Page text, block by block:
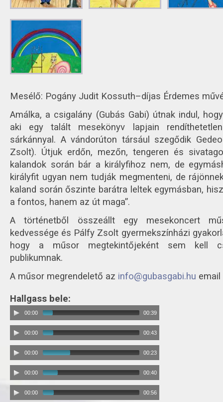
Mesélő: Pogány Judit Kossuth–díjas Érdemes
Amálka, a csigalány (Gubás Gabi) útnak indul,
aki egy talált mesekönyv lapjain
sárkánnyal. A vándorúton társául szegődik
Zsolt). Útjuk erdőn, mezőn, tengeren és
kalandok során bár a királyfihoz nem, de
királyfit ugyan nem tudják megmenteni, de
kaland során őszinte barátra leltek egymásban,
a fontos, hanem az út maga”.
A történetből összeállt egy mesekoncert
kedvessége és Pálfy Zsolt gyermekszínházi
hogy a műsor megtekintőjeként sem kell
publikumnak.
A műsor megrendelető az info@gubasgabi.hu email
Hallgass bele:
00:00 00:39
00:00 00:43
00:00 00:23
00:00 00:40
00:00 00:56